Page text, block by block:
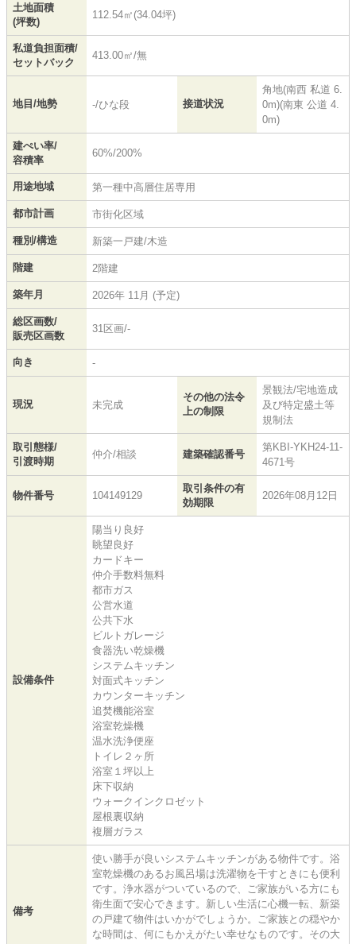
土地面積
(坪数)
112.54㎡(34.04坪)
私道負担面積/
セットバック
413.00㎡/無
地目/地勢 -/ひな段 接道状況
角地(南西 私道 6.
0m)(南東 公道 4.
0m)
建ぺい率/
容積率
60%/200%
用途地域 第一種中高層住居専用
都市計画 市街化区域
種別/構造 新築一戸建/木造
階建 2階建
築年月 2026年 11月 (予定)
総区画数/
販売区画数
31区画/-
向き -
現況 未完成
その他の法令
上の制限
景観法/宅地造成
及び特定盛土等
規制法
取引態様/
引渡時期
仲介/相談 建築確認番号
第KBI-YKH24-11-
4671号
物件番号 104149129
取引条件の有
効期限
2026年08月12日
設備条件
陽当り良好
眺望良好
カードキー
仲介手数料無料
都市ガス
公営水道
公共下水
ビルトガレージ
食器洗い乾燥機
システムキッチン
対面式キッチン
カウンターキッチン
追焚機能浴室
浴室乾燥機
温水洗浄便座
トイレ２ヶ所
浴室１坪以上
床下収納
ウォークインクロゼット
屋根裏収納
複層ガラス
備考
使い勝手が良いシステムキッチンがある物件です。浴
室乾燥機のあるお風呂場は洗濯物を干すときにも便利
です。浄水器がついているので、ご家族がいる方にも
衛生面で安心できます。新しい生活に心機一転、新築
の戸建て物件はいかがでしょうか。ご家族との穏やか
な時間は、何にもかえがたい幸せなものです。その大